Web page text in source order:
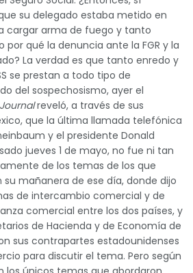
su delegado estaba metido en
cargar arma de fuego y tanto
qué la denuncia ante la FGR y la
La verdad es que tanto enredo y
se prestan a todo tipo de
del sospechosismo, ayer el
reveló, a través de sus
que la última llamada telefónica
y el presidente Donald
jueves 1 de mayo, no fue ni tan
de los temas de los que
mañanera de ese día, donde dijo
de intercambio comercial y de
comercial entre los dos países, y
de Hacienda y de Economía de
sus contrapartes estadounidenses
para discutir el tema. Pero según